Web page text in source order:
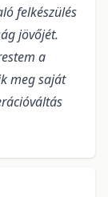
felkészülés
jövőjét.
a
meg saját